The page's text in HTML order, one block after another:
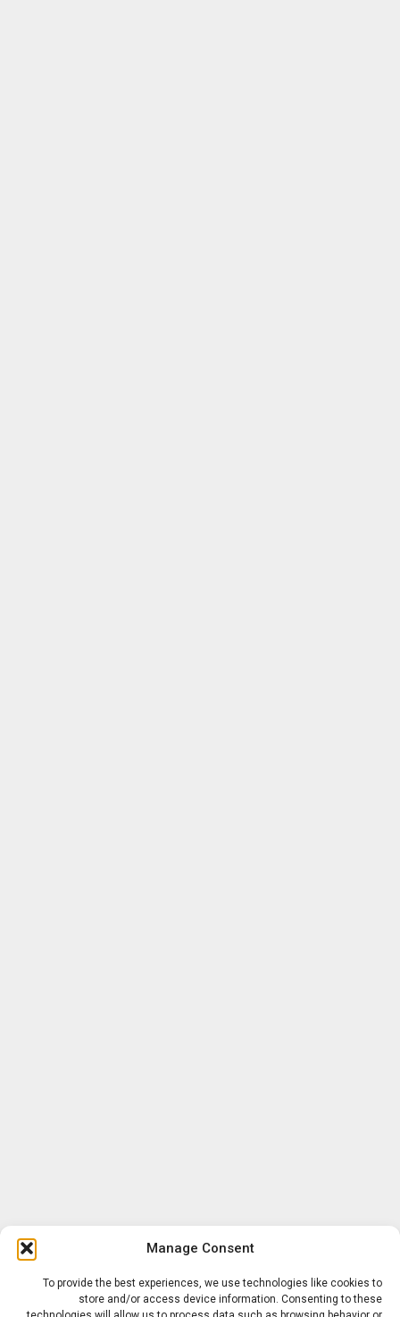
Manage Consent
To provide the best experiences, we use technologies like cookies to
store and/or access device information. Consenting to these